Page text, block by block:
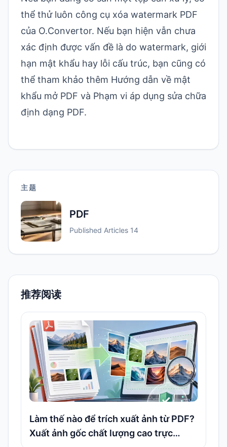
thể thử luôn công cụ xóa watermark PDF
của O.Convertor. Nếu bạn hiện vẫn chưa
xác định được vấn đề là do watermark, giới
hạn mật khẩu hay lỗi cấu trúc, bạn cũng có
thể tham khảo thêm Hướng dẫn về mật
khẩu mở PDF và Phạm vi áp dụng sửa chữa
định dạng PDF.
主题
PDF
Published Articles 14
推荐阅读
Làm thế nào để trích xuất ảnh từ PDF?
Xuất ảnh gốc chất lượng cao trực